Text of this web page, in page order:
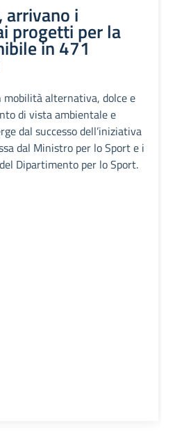
arrivano i
progetti per la
in 471
mobilità alternativa, dolce e
di vista ambientale e
dal successo dell’iniziativa
dal Ministro per lo Sport e i
Dipartimento per lo Sport.